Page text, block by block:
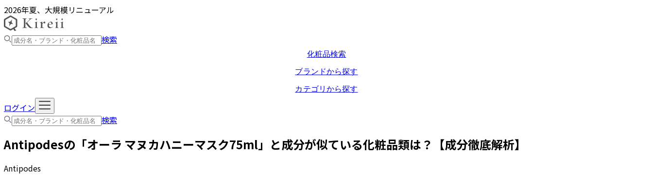
2026年夏、大規模リニューアル
検索
化粧品検索
ブランドから探す
カテゴリから探す
ログイン
検索
Antipodesの「オーラ マヌカハニーマスク75ml 」と成分が似ている化粧品類は？【成分徹底解析】
Antipodes